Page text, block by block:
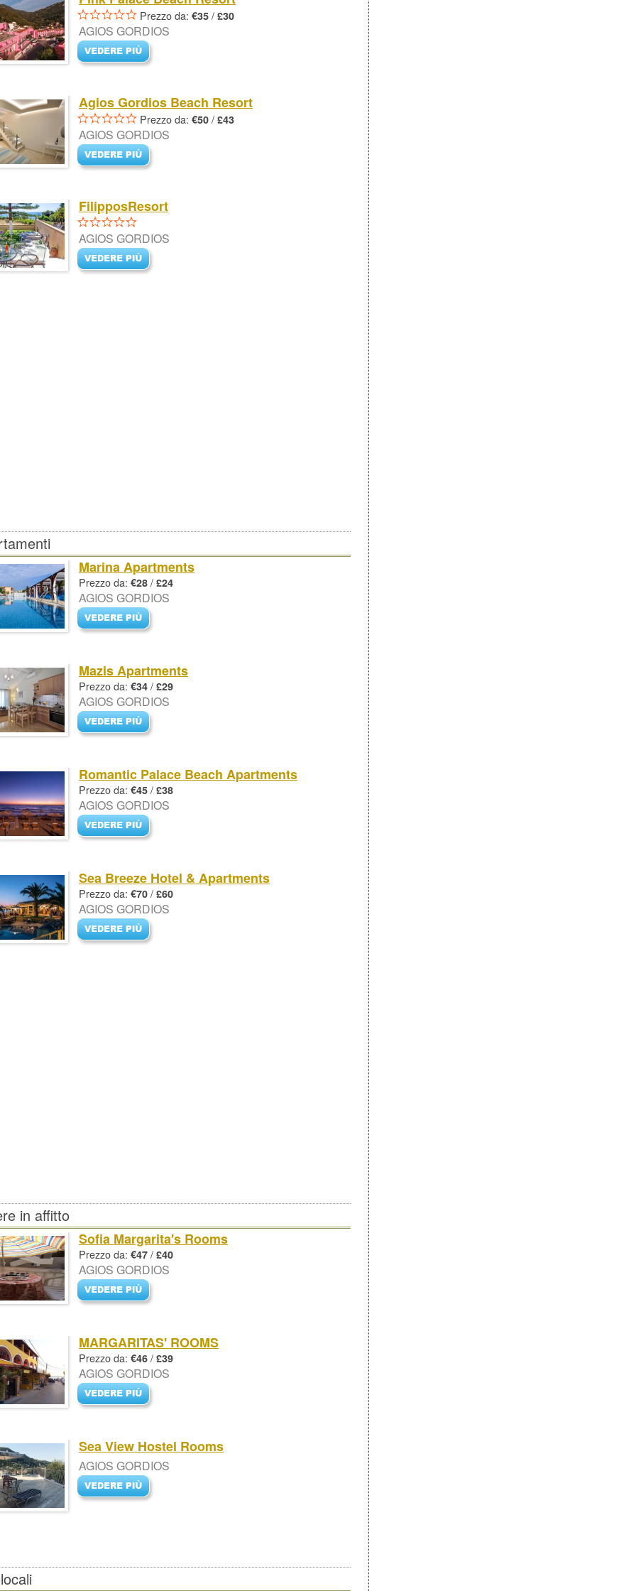
Prezzo da: €35 / £30
AGIOS GORDIOS
Agios Gordios Beach Resort
Prezzo da: €50 / £43
AGIOS GORDIOS
FilipposResort
AGIOS GORDIOS
Marina Apartments
Prezzo da: €28 / £24
AGIOS GORDIOS
Mazis Apartments
Prezzo da: €34 / £29
AGIOS GORDIOS
Romantic Palace Beach Apartments
Prezzo da: €45 / £38
AGIOS GORDIOS
Sea Breeze Hotel & Apartments
Prezzo da: €70 / £60
AGIOS GORDIOS
in affitto
Sofia Margarita's Rooms
Prezzo da: €47 / £40
AGIOS GORDIOS
MARGARITAS' ROOMS
Prezzo da: €46 / £39
AGIOS GORDIOS
Sea View Hostel Rooms
AGIOS GORDIOS